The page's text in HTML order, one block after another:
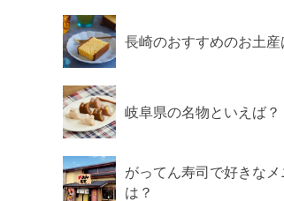
長崎のおすすめのお土産
岐阜県の名物といえば？
がってん寿司で好きなメ
は？